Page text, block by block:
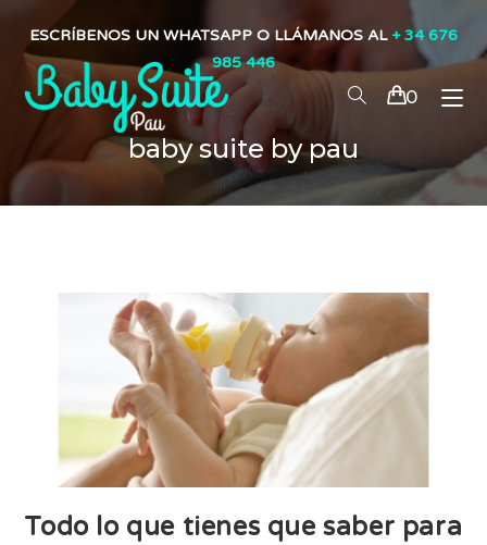
ESCRÍBENOS UN WHATSAPP O LLÁMANOS AL + 34 676
985 446
0
baby suite by pau
Todo lo que tienes que saber para